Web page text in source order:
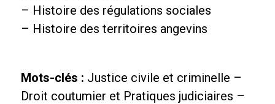
– Histoire des régulations sociales
– Histoire des territoires angevins
Mots-clés : Justice civile et criminelle –
Droit coutumier et Pratiques judiciaires –